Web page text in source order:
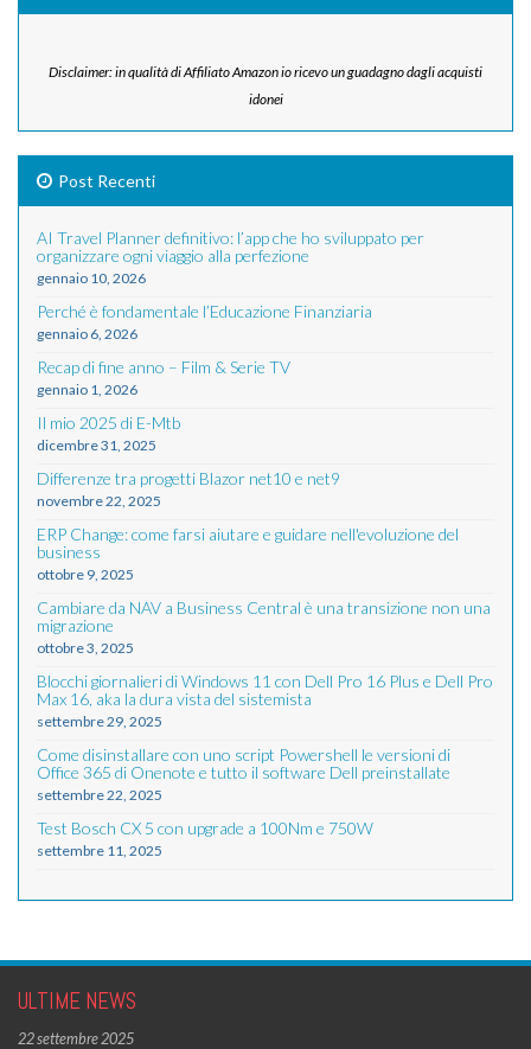
Disclaimer: in qualità di Affiliato Amazon io ricevo un guadagno dagli acquisti
idonei
Post Recenti
AI Travel Planner definitivo: l’app che ho sviluppato per
organizzare ogni viaggio alla perfezione
gennaio 10, 2026
Perché è fondamentale l’Educazione Finanziaria
gennaio 6, 2026
Recap di fine anno – Film & Serie TV
gennaio 1, 2026
Il mio 2025 di E-Mtb
dicembre 31, 2025
Differenze tra progetti Blazor net10 e net9
novembre 22, 2025
ERP Change: come farsi aiutare e guidare nell'evoluzione del
business
ottobre 9, 2025
Cambiare da NAV a Business Central è una transizione non una
migrazione
ottobre 3, 2025
Blocchi giornalieri di Windows 11 con Dell Pro 16 Plus e Dell Pro
Max 16, aka la dura vista del sistemista
settembre 29, 2025
Come disinstallare con uno script Powershell le versioni di
Office 365 di Onenote e tutto il software Dell preinstallate
settembre 22, 2025
Test Bosch CX 5 con upgrade a 100Nm e 750W
settembre 11, 2025
ULTIME NEWS
22 settembre 2025